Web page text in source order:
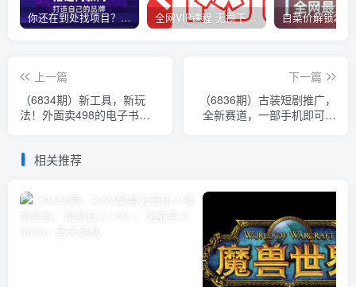
你还在到处找项目？还在当韭菜？我靠卖项目一个月收入5万+，曾经我也是个失败者。 全网VIP课程 无损下载~
上一篇
（6834期）新工具，新玩
法！外面卖498的电子书引
下一篇
（6836期）古装短剧推广，
全新赛道，一部手机即可，
相关推荐